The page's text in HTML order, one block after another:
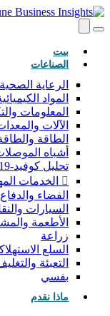
بيت(حاضِر)
الصناعات
الرعاية الصحية
المواد
المعلومات
الآلات والمعدات
الطاقة والطاقة
أشباه الموصلات
تحليل كوفيد-19
الخدمات
الفضاء والدفاع
السيارات والنقل
الأطعمة
زراعة
السلع
التعبئة والتغليف
بفسي
ماذا نقدم